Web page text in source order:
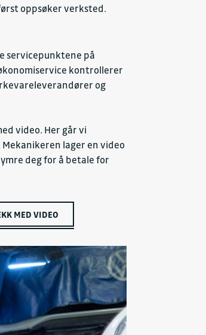
oppsøker verksted.
servicepunktene på
kontrollerer
og
video. Her går vi
lager en video
deg for å betale for
MED VIDEO